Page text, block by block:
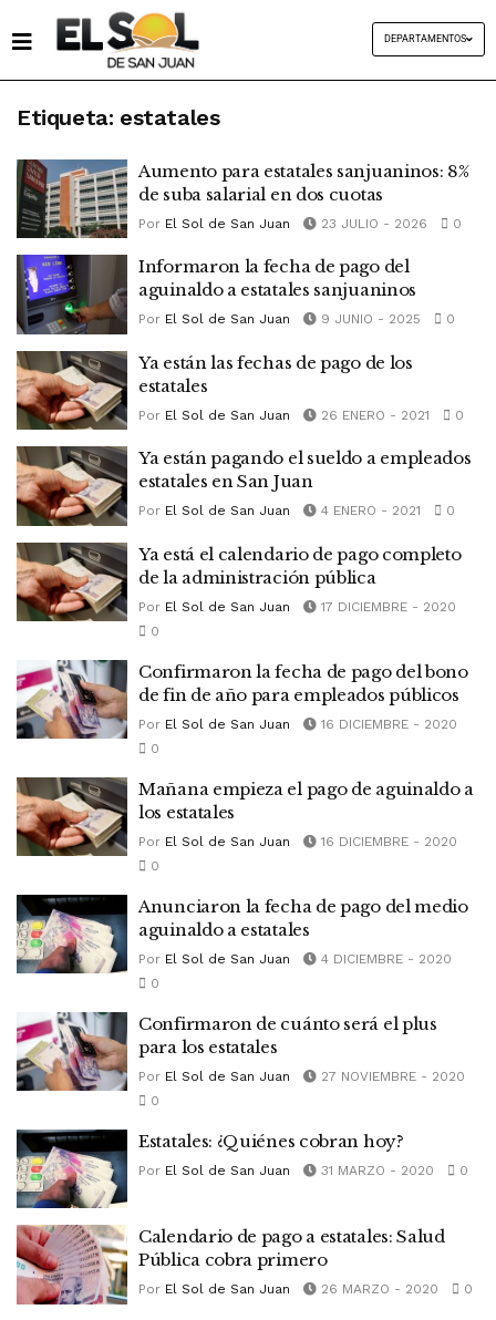
DEPARTAMENTOS
Etiqueta: estatales
Aumento para estatales sanjuaninos: 8%
de suba salarial en dos cuotas
Por El Sol de San Juan 23 JULIO - 2026 0
Informaron la fecha de pago del
aguinaldo a estatales sanjuaninos
Por El Sol de San Juan 9 JUNIO - 2025 0
Ya están las fechas de pago de los
estatales
Por El Sol de San Juan 26 ENERO - 2021 0
Ya están pagando el sueldo a empleados
estatales en San Juan
Por El Sol de San Juan 4 ENERO - 2021 0
Ya está el calendario de pago completo
de la administración pública
Por El Sol de San Juan
17 DICIEMBRE - 2020
0
Confirmaron la fecha de pago del bono
de fin de año para empleados públicos
Por El Sol de San Juan
16 DICIEMBRE - 2020
0
Mañana empieza el pago de aguinaldo a
los estatales
Por El Sol de San Juan
16 DICIEMBRE - 2020
0
Anunciaron la fecha de pago del medio
aguinaldo a estatales
Por El Sol de San Juan
4 DICIEMBRE - 2020
0
Confirmaron de cuánto será el plus
para los estatales
Por El Sol de San Juan
27 NOVIEMBRE - 2020
0
Estatales: ¿Quiénes cobran hoy?
Por El Sol de San Juan 31 MARZO - 2020 0
Calendario de pago a estatales: Salud
Pública cobra primero
Por El Sol de San Juan 26 MARZO - 2020 0